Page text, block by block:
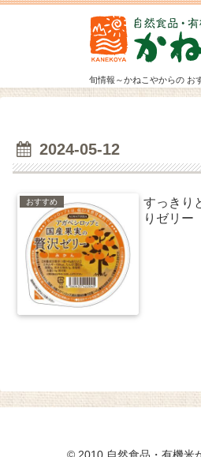
旬情報～かねこやからの お
2024-05-12
おすすめ
すっきり
りゼリー
© 2010 自然食品・有機米